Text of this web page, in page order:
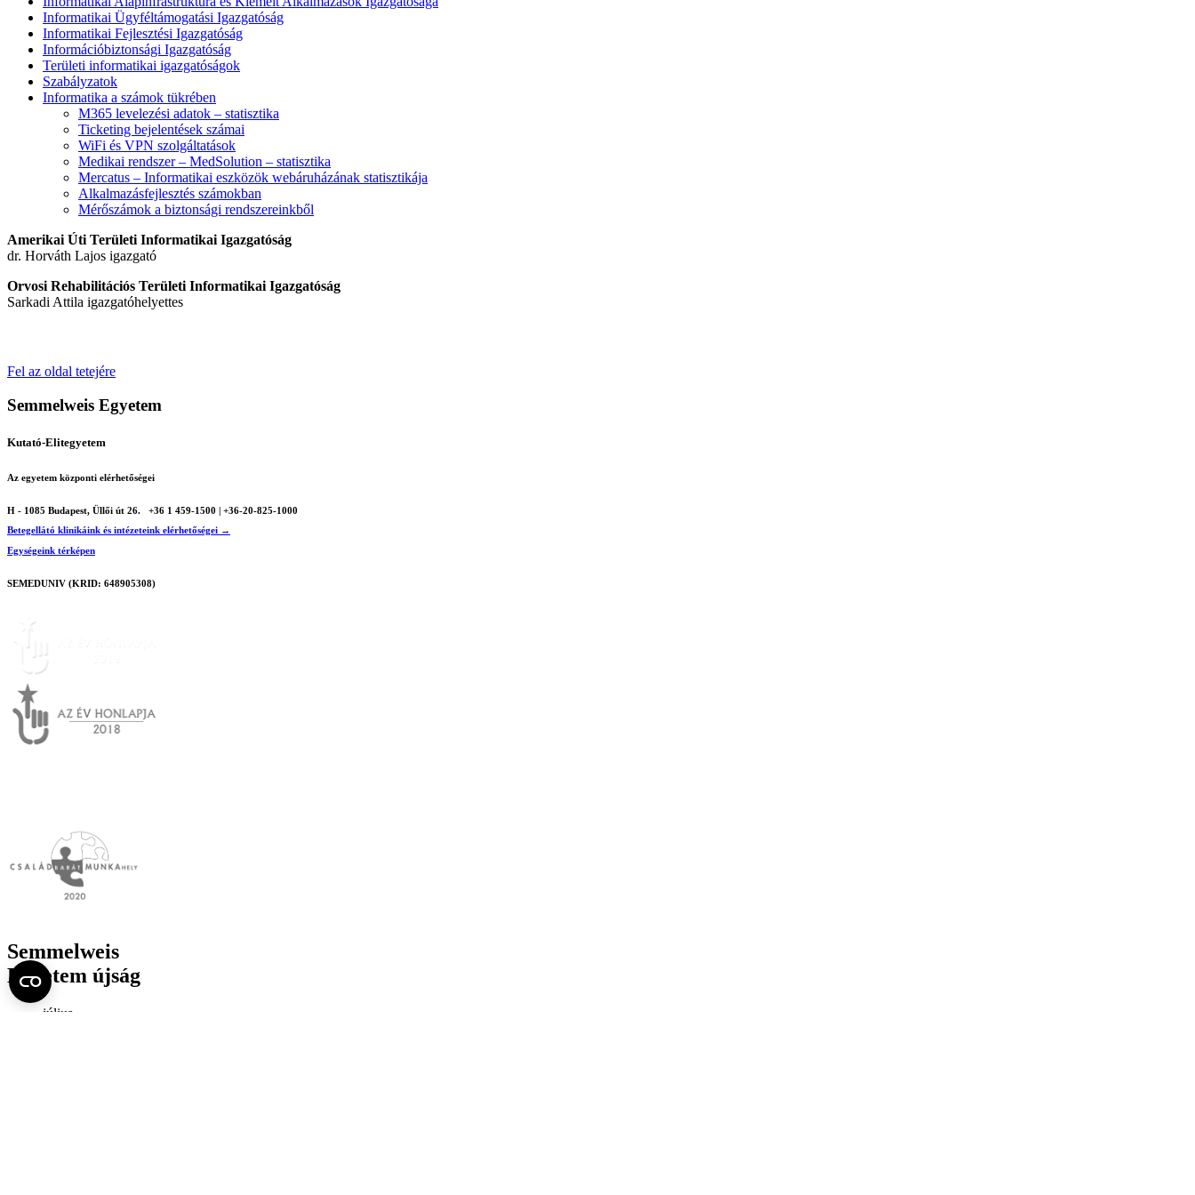
Informatikai Ügyféltámogatási Igazgatóság
Informatikai Fejlesztési Igazgatóság
Információbiztonsági Igazgatóság
Területi informatikai igazgatóságok
Szabályzatok
Informatika a számok tükrében
M365 levelezési adatok – statisztika
Ticketing bejelentések számai
WiFi és VPN szolgáltatások
Medikai rendszer – MedSolution – statisztika
Mercatus – Informatikai eszközök webáruházának statisztikája
Alkalmazásfejlesztés számokban
Mérőszámok a biztonsági rendszereinkből
Amerikai Úti Területi Informatikai Igazgatóság
dr. Horváth Lajos igazgató
Orvosi Rehabilitációs Területi Informatikai Igazgatóság
Sarkadi Attila igazgatóhelyettes
Fel az oldal tetejére
Semmelweis Egyetem
Kutató-Elitegyetem
Az egyetem központi elérhetőségei
H - 1085 Budapest, Üllői út 26.
+36 1 459-1500 | +36-20-825-1000
Betegellátó klinikáink és intézeteink elérhetőségei →
Egységeink térképen
SEMEDUNIV (KRID: 648905308)
Semmelweis
Egyetem újság
július